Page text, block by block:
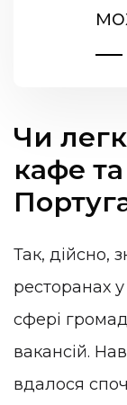
Чи
кафе
Так, дійсно,
ресторанах
сфері
вакансій.
вдалося